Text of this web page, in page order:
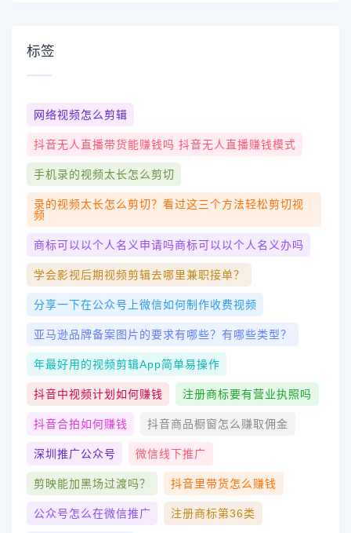
标签
网络视频怎么剪辑
抖音无人直播带货能赚钱吗 抖音无人直播赚钱模式
手机录的视频太长怎么剪切
录的视频太长怎么剪切？看过这三个方法轻松剪切视
频
商标可以以个人名义申请吗商标可以以个人名义办吗
学会影视后期视频剪辑去哪里兼职接单？
分享一下在公众号上微信如何制作收费视频
亚马逊品牌备案图片的要求有哪些？有哪些类型？
年最好用的视频剪辑app简单易操作
抖音中视频计划如何赚钱 注册商标要有营业执照吗
抖音合拍如何赚钱 抖音商品橱窗怎么赚取佣金
深圳推广公众号 微信线下推广
剪映能加黑场过渡吗？ 抖音里带货怎么赚钱
公众号怎么在微信推广 注册商标第36类